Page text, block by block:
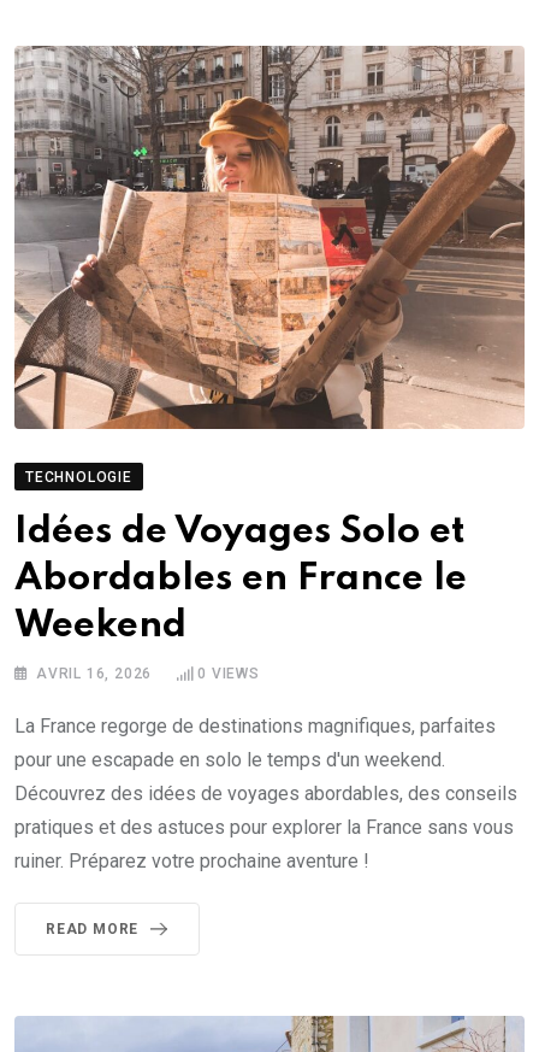
TECHNOLOGIE
Idées de Voyages Solo et
Abordables en France le
Weekend
AVRIL 16, 2026 0 VIEWS
La France regorge de destinations magnifiques, parfaites
pour une escapade en solo le temps d'un weekend.
Découvrez des idées de voyages abordables, des conseils
pratiques et des astuces pour explorer la France sans vous
ruiner. Préparez votre prochaine aventure !
READ MORE